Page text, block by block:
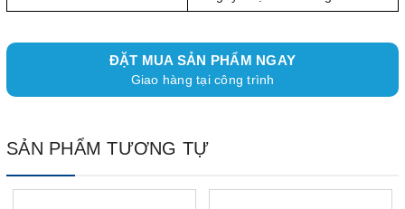
ĐẶT MUA SẢN PHẨM NGAY
Giao hàng tại công trình
SẢN PHẨM TƯƠNG TỰ